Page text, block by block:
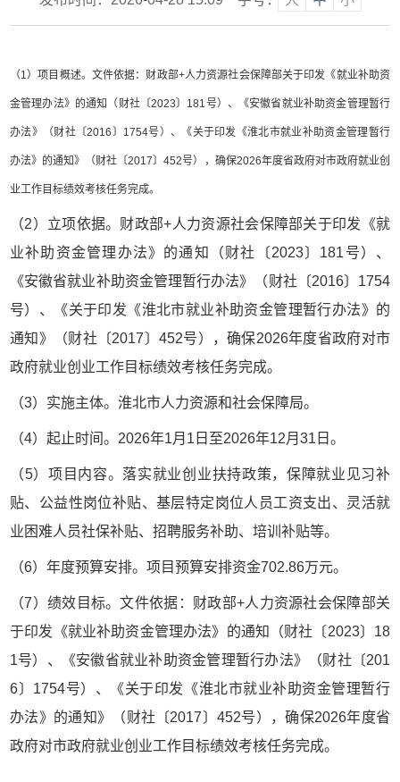
（1）项目概述。文件依据：财政部+人力资源社会保障部关于印发《就业补助资
金管理办法》的通知（财社〔2023〕181号）、《安徽省就业补助资金管理暂行
办法》（财社〔2016〕1754号）、《关于印发《淮北市就业补助资金管理暂行
办法》的通知》（财社〔2017〕452号），确保2026年度省政府对市政府就业创
业工作目标绩效考核任务完成。
（2）立项依据。财政部+人力资源社会保障部关于印发《就
业补助资金管理办法》的通知（财社〔2023〕181号）、
《安徽省就业补助资金管理暂行办法》（财社〔2016〕1754
号）、《关于印发《淮北市就业补助资金管理暂行办法》的
通知》（财社〔2017〕452号），确保2026年度省政府对市
政府就业创业工作目标绩效考核任务完成。
（3）实施主体。淮北市人力资源和社会保障局。
（4）起止时间。2026年1月1日至2026年12月31日。
（5）项目内容。落实就业创业扶持政策，保障就业见习补
贴、公益性岗位补贴、基层特定岗位人员工资支出、灵活就
业困难人员社保补贴、招聘服务补助、培训补贴等。
（6）年度预算安排。项目预算安排资金702.86万元。
（7）绩效目标。文件依据：财政部+人力资源社会保障部关
于印发《就业补助资金管理办法》的通知（财社〔2023〕18
1号）、《安徽省就业补助资金管理暂行办法》（财社〔201
6〕1754号）、《关于印发《淮北市就业补助资金管理暂行
办法》的通知》（财社〔2017〕452号），确保2026年度省
政府对市政府就业创业工作目标绩效考核任务完成。